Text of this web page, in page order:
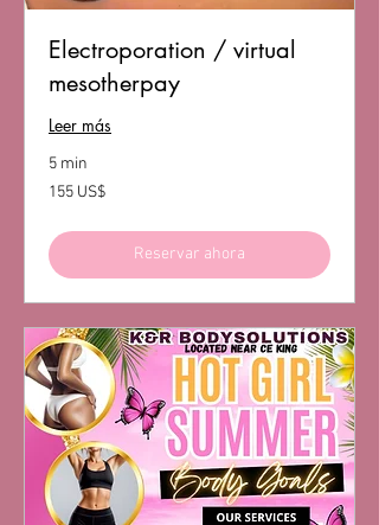
Electroporation / virtual
mesotherpay
Leer más
5 min
155
dólares
155 US$
Reservar ahora